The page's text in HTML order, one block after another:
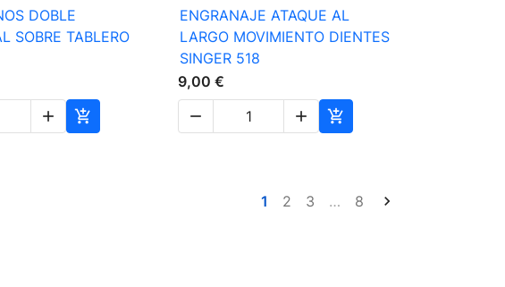
Vista rápida
DOBLE
SOBRE TABLERO
 
Vista rápida
ENGRANAJE ATAQUE AL
LARGO MOVIMIENTO DIENTES
SINGER 518
9,00 €

 
1 2 3 … 8 